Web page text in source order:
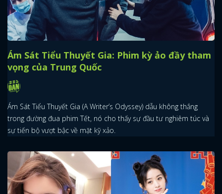
Ám Sát Tiểu Thuyết Gia: Phim kỳ ảo đầy tham
vọng của Trung Quốc
Ám Sát Tiểu Thuyết Gia (A Writer’s Odyssey) dẫu không thắng
trong đường đua phim Tết, nó cho thấy sự đầu tư nghiêm túc và
sự tiến bộ vượt bậc về mặt kỹ xảo.